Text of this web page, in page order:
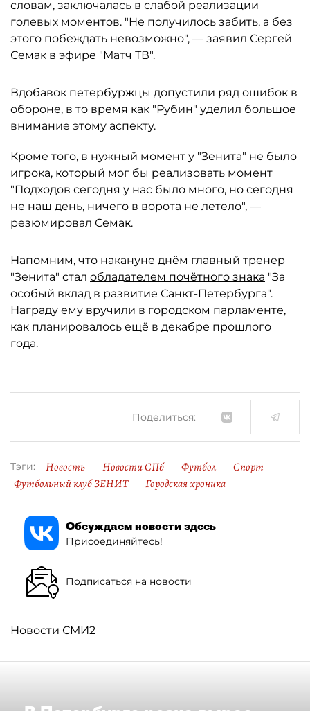
словам, заключалась в слабой реализации
голевых моментов. "Не получилось забить, а без
этого побеждать невозможно", — заявил Сергей
Семак в эфире "Матч ТВ".
Вдобавок петербуржцы допустили ряд ошибок в
обороне, в то время как "Рубин" уделил большое
внимание этому аспекту.
Кроме того, в нужный момент у "Зенита" не было
игрока, который мог бы реализовать момент
"Подходов сегодня у нас было много, но сегодня
не наш день, ничего в ворота не летело", —
резюмировал Семак.
Напомним, что накануне днём главный тренер
"Зенита" стал обладателем почётного знака "За
особый вклад в развитие Санкт-Петербурга".
Награду ему вручили в городском парламенте,
как планировалось ещё в декабре прошлого
года.
Поделиться:
Тэги: Новость Новости СПб Футбол
Спорт
Футбольный клуб ЗЕНИТ
Городская хроника
Обсуждаем новости здесь
Присоединяйтесь!
Подписаться на новости
Новости СМИ2